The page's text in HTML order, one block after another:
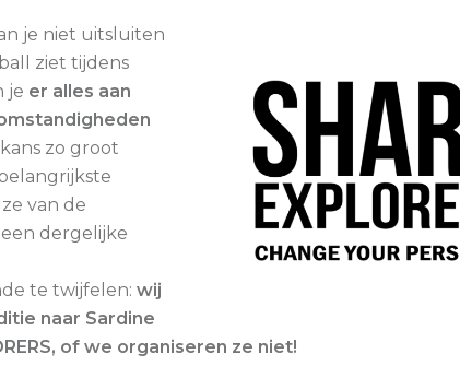
je niet uitsluiten
ziet tijdens
je er alles aan
zo groot
van de
dergelijke
te twijfelen: wij
naar Sardine
of we organiseren ze niet!